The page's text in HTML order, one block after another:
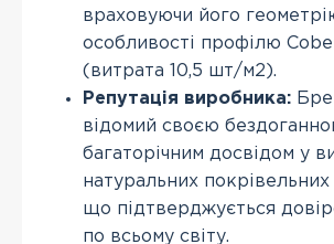
враховуючи його
особливості профілю
(витрата 10,5 шт/м2).
Репутація виробника:
відомий своєю
багаторічним досвідом у
натуральних покрівельних
що підтверджується
по всьому світу.